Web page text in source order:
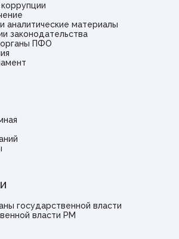
аналитические материалы
законодательства
органы ПФО
государственной власти
власти РМ